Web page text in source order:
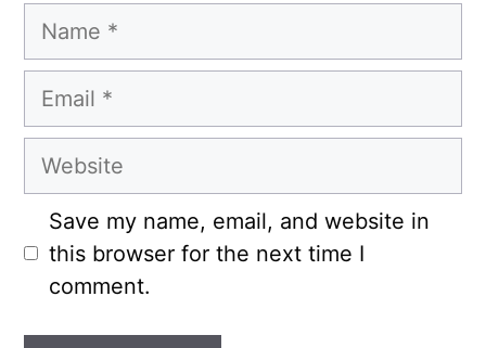
Name
Email
Website
Save my name, email, and website in
this browser for the next time I
comment.